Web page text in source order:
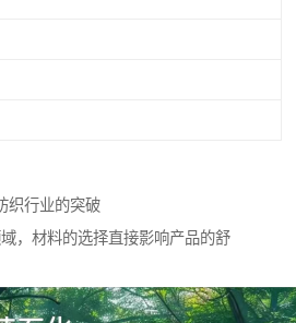
织行业的突破
，材料的选择直接影响产品的舒